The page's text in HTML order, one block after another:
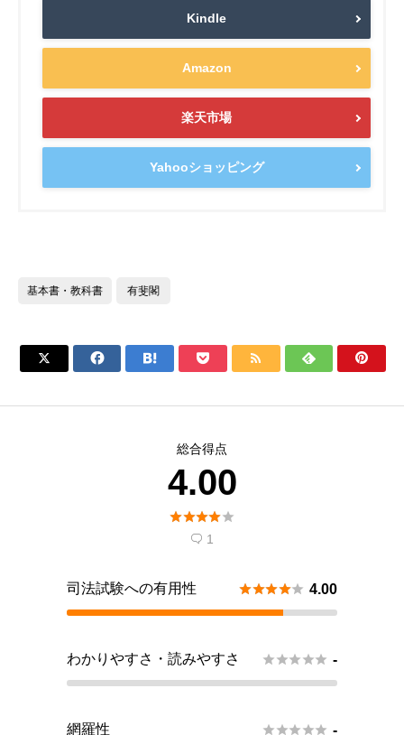
Kindle
Amazon
楽天市場
Yahooショッピング
基本書・教科書 有斐閣
      
総合得点
4.00

 1
司法試験への有用性  4.00
わかりやすさ・読みやすさ  -
網羅性  -